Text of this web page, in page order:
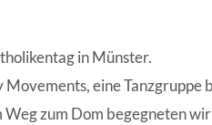
in Münster.
eine Tanzgruppe
zum Dom begegneten